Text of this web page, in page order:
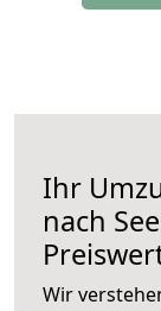
Ihr
nach
Wir